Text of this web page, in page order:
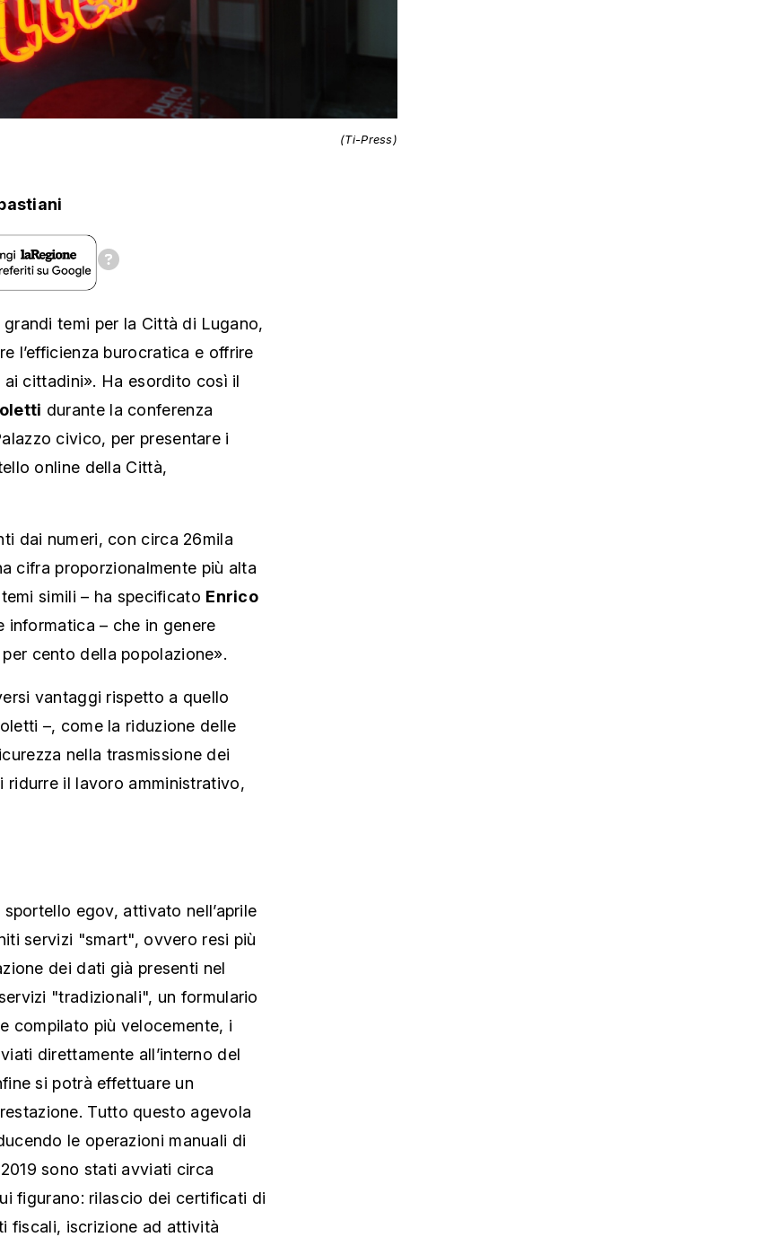
(Ti-Press)
temi per la Città di Lugano,
l’efficienza burocratica e offrire
cittadini». Ha esordito così il
durante la conferenza
civico, per presentare i
online della Città,
dai numeri, con circa 26mila
cifra proporzionalmente più alta
simili – ha specificato Enrico
– che in genere
cento della popolazione».
vantaggi rispetto a quello
–, come la riduzione delle
nella trasmissione dei
ridurre il lavoro amministrativo,
egov, attivato nell’aprile
servizi "smart", ovvero resi più
dei dati già presenti nel
"tradizionali", un formulario
compilato più velocemente, i
direttamente all’interno del
si potrà effettuare un
Tutto questo agevola
le operazioni manuali di
sono stati avviati circa
figurano: rilascio dei certificati di
fiscali, iscrizione ad attività